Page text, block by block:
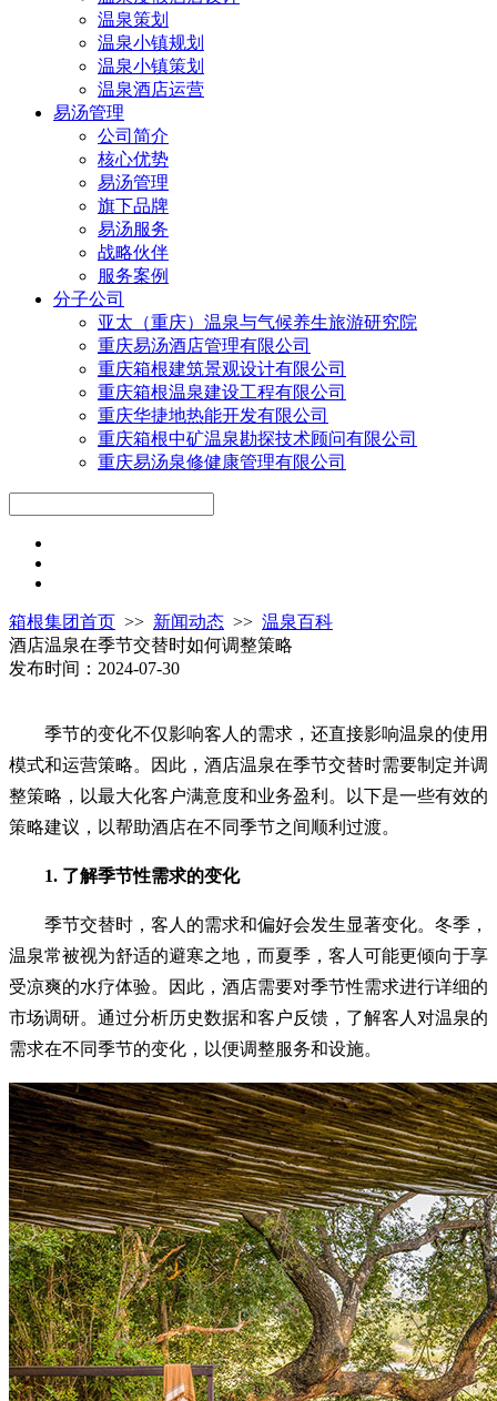
温泉策划
温泉小镇规划
温泉小镇策划
温泉酒店运营
易汤管理
公司简介
核心优势
易汤管理
旗下品牌
易汤服务
战略伙伴
服务案例
分子公司
亚太（重庆）温泉与气候养生旅游研究院
重庆易汤酒店管理有限公司
重庆箱根建筑景观设计有限公司
重庆箱根温泉建设工程有限公司
重庆华捷地热能开发有限公司
重庆箱根中矿温泉勘探技术顾问有限公司
重庆易汤泉修健康管理有限公司
箱根集团首页 >> 新闻动态 >> 温泉百科
酒店温泉在季节交替时如何调整策略
发布时间：2024-07-30
季节的变化不仅影响客人的需求，还直接影响温泉的使用
模式和运营策略。因此，酒店温泉在季节交替时需要制定并调
整策略，以最大化客户满意度和业务盈利。以下是一些有效的
策略建议，以帮助酒店在不同季节之间顺利过渡。
1. 了解季节性需求的变化
季节交替时，客人的需求和偏好会发生显著变化。冬季，
温泉常被视为舒适的避寒之地，而夏季，客人可能更倾向于享
受凉爽的水疗体验。因此，酒店需要对季节性需求进行详细的
市场调研。通过分析历史数据和客户反馈，了解客人对温泉的
需求在不同季节的变化，以便调整服务和设施。